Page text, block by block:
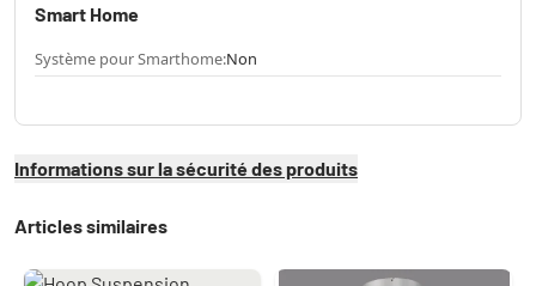
Smart Home
Système pour Smarthome:Non
Informations sur la sécurité des produits
Articles similaires